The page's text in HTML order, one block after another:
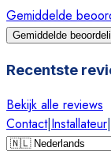
Gemiddelde
Gemiddelde
Recentste
Bekijk alle reviews
Contact|Installateur|